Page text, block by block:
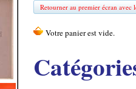
Retourner au premier écran avec